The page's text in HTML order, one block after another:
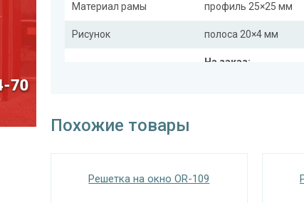
Материал рамы профиль 25×25 мм
Рисунок полоса 20×4 мм
На заказ:
дутая
Похожие товары
Решетка на окно OR-109